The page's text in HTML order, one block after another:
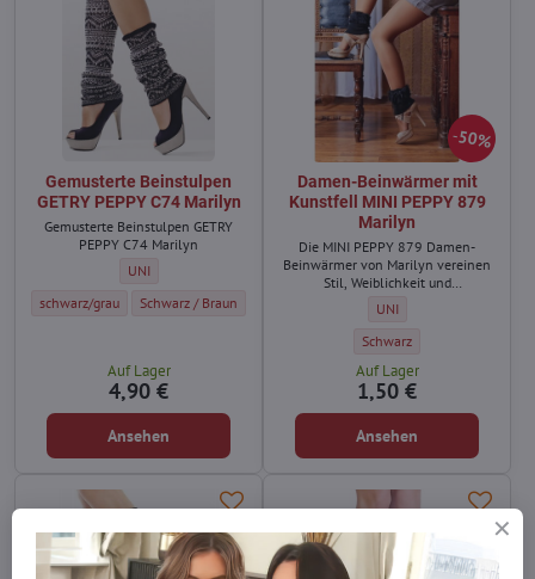
Gemusterte Beinstulpen
GETRY PEPPY C74 Marilyn
Gemusterte Beinstulpen GETRY
PEPPY C74 Marilyn
Gemusterte Beinstulpen GETRY PEPPY C74 Marilyn - Größe:
UNI
Gemusterte Beinstulpen GETRY PEPPY C74 Marilyn - Farbe:
schwarz/grau Gemusterte Beinstulpen GETRY PEPPY C74 Marilyn - Farbe:
Schwarz / Braun
Auf Lager
4,90 €
Ansehen
50%
Damen-Beinwärmer mit
Kunstfell MINI PEPPY 879
Marilyn
Die MINI PEPPY 879 Damen-
Beinwärmer von Marilyn vereinen
Stil, Weiblichkeit und
Damen-Beinwärmer mit
UNI
Damen-Beinwärmer mit
Schwarz
Auf Lager
1,50 €
Ansehen